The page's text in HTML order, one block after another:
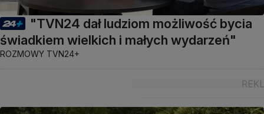
"TVN24 dał ludziom możliwość bycia
świadkiem wielkich i małych wydarzeń"
ROZMOWY TVN24+